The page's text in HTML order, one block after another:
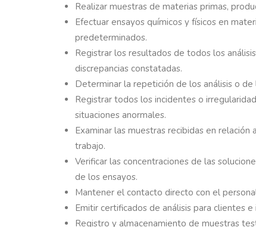
Realizar muestras de materias primas,
Efectuar ensayos químicos y físicos en
predeterminados.
Registrar los resultados de todos los
discrepancias constatadas.
Determinar la repetición de los análisis o
Registrar todos los incidentes o
situaciones anormales.
Examinar las muestras recibidas en
trabajo.
Verificar las concentraciones de las
de los ensayos.
Mantener el contacto directo con el
Emitir certificados de análisis para clientes
Registro y almacenamiento de muestras